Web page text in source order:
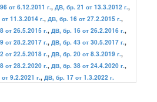
от 6.12.2011 г., ДВ, бр. 21 от 13.3.2012 г.,
11.3.2014 г., ДВ, бр. 16 от 27.2.2015 г.,
от 26.5.2015 г., ДВ, бр. 16 от 26.2.2016 г.,
от 28.2.2017 г., ДВ, бр. 43 от 30.5.2017 г.,
от 22.5.2018 г., ДВ, бр. 20 от 8.3.2019 г.,
от 28.2.2020 г., ДВ, бр. 38 от 24.4.2020 г.,
9.2.2021 г., ДВ, бр. 17 от 1.3.2022 г.